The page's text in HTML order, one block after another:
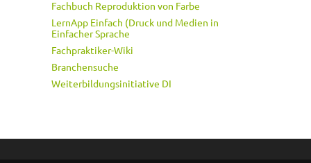
Fachbuch Reproduktion von Farbe
LernApp Einfach (Druck und Medien in
Einfacher Sprache
Fachpraktiker-Wiki
Branchensuche
Weiterbildungsinitiative DI